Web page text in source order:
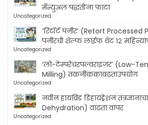
मॅन्युअल पद्धतींना फाटा
Uncategorized
‘रिटॉर्ट पनीर’ (Retort
पनीरची शेल्फ लाईफ थेट १२
Uncategorized
‘लो-टेम्परेचरपल्वराइज़र’ (Low-
Milling) तकनीककाबढ़ताउपयोग
Uncategorized
नवीन हायब्रिड डिहायड्रेशन
Dehydration) वाढता वापर
Uncategorized